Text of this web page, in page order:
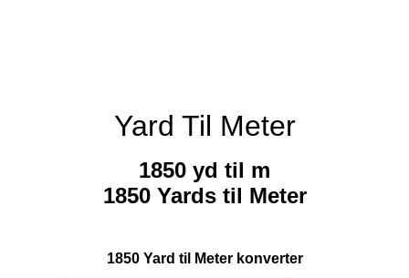
Yard Til Meter
1850 yd til m
1850 Yards til Meter
1850 Yard til Meter konverter